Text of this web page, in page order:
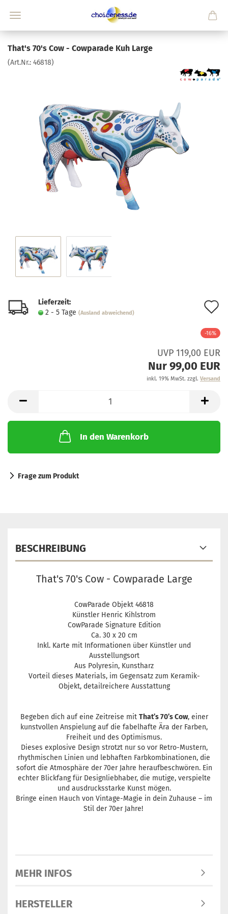
That's 70's Cow - Cowparade Kuh Large
(Art.Nr.: 46818)
Lieferzeit:
2 - 5 Tage (Ausland abweichend)
-16%
UVP 119,00 EUR
Nur 99,00 EUR
inkl. 19% MwSt. zzgl. Versand
In den Warenkorb
Frage zum Produkt
BESCHREIBUNG
That's 70's Cow - Cowparade Large
CowParade Objekt 46818
Künstler Henric Kihlstrom
CowParade Signature Edition
Ca. 30 x 20 cm
Inkl. Karte mit Informationen über Künstler und
Ausstellungsort
Aus Polyresin, Kunstharz
Vorteil dieses Materials, im Gegensatz zum Keramik-
Objekt, detailreichere Ausstattung
Begeben dich auf eine Zeitreise mit That’s 70’s Cow, einer
kunstvollen Anspielung auf die fabelhafte Ära der Farben,
Freiheit und des Optimismus.
Dieses explosive Design strotzt nur so vor Retro-Mustern,
rhythmischen Linien und lebhaften Farbkombinationen, die
sofort die Atmosphäre der 70er Jahre heraufbeschwören. Ein
echter Blickfang für Designliebhaber, die mutige, verspielte
und ausdrucksstarke Kunst mögen.
Bringe einen Hauch von Vintage-Magie in dein Zuhause – im
Stil der 70er Jahre!​
MEHR INFOS
HERSTELLER